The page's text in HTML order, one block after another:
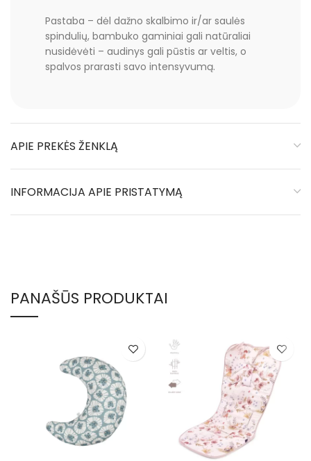
Pastaba – dėl dažno skalbimo ir/ar saulės
spindulių, bambuko gaminiai gali natūraliai
nusidėvėti – audinys gali pūstis ar veltis, o
spalvos prarasti savo intensyvumą.
APIE PREKĖS ŽENKLĄ
INFORMACIJA APIE PRISTATYMĄ
PANAŠŪS PRODUKTAI